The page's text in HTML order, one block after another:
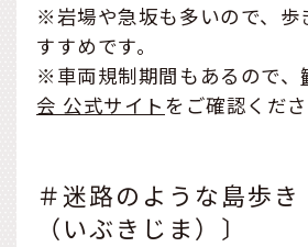
※岩場や急坂も多いので、歩
すすめです。
※車両規制期間もあるので、
会 公式サイト をご確認くださ
＃迷路のような島歩き
（いぶきじま）〕